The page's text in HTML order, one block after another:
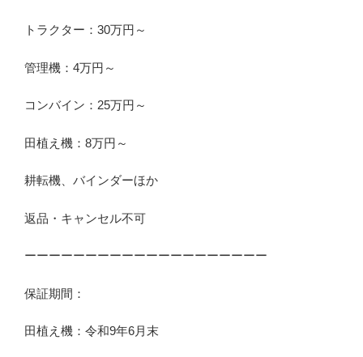
トラクター：30万円～
管理機：4万円～
コンバイン：25万円～
田植え機：8万円～
耕転機、バインダーほか
返品・キャンセル不可
ーーーーーーーーーーーーーーーーーーーー
保証期間：
田植え機：令和9年6月末